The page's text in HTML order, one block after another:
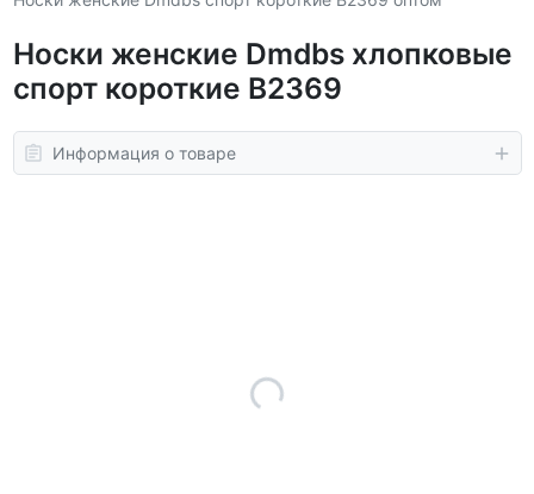
Носки женские Dmdbs хлопковые
спорт короткие В2369
Информация о товаре